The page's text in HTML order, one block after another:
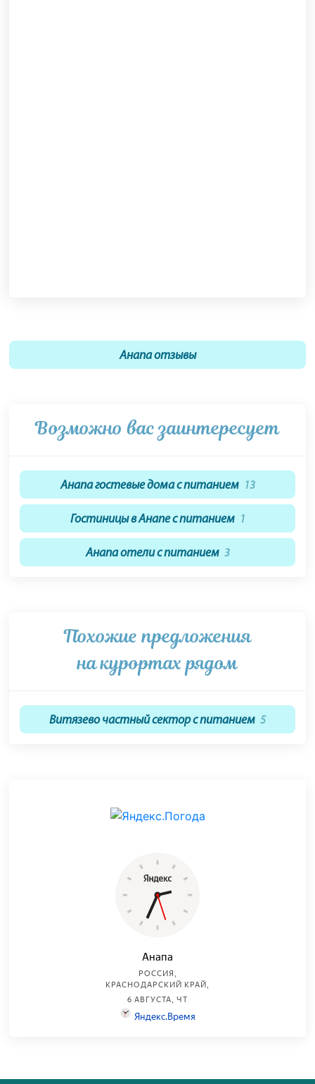
Анапа отзывы
Возможно вас заинтересует
Анапа гостевые дома с питанием 13
Гостиницы в Анапе с питанием 1
Анапа отели с питанием 3
Похожие предложения
на курортах рядом
Витязево частный сектор с питанием 5